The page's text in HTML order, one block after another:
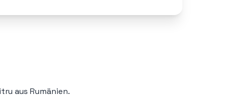
aus Rumänien.